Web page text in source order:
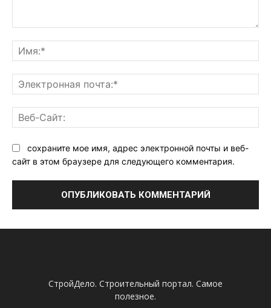
сохраните мое имя, адрес электронной почты и веб-
сайт в этом браузере для следующего комментария.
СтройДело. Строительный портал. Самое
полезное.